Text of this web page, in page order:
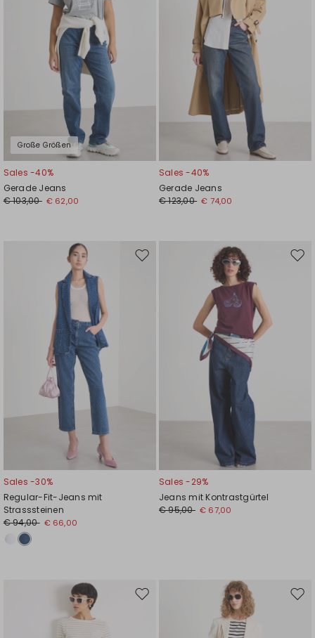
Große Größen
Sales -40%
Gerade Jeans
€ 103,00 € 62,00
Sales -40%
Gerade Jeans
€ 123,00 € 74,00
Auf
Sales -30%
Regular-Fit-Jeans mit
Strasssteinen
€ 94,00 € 66,00
Auf
Sales -29%
Jeans mit Kontrastgürtel
€ 95,00 € 67,00
Auf
Auf